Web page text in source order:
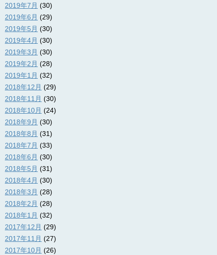
2019年7月 (30)
2019年6月 (29)
2019年5月 (30)
2019年4月 (30)
2019年3月 (30)
2019年2月 (28)
2019年1月 (32)
2018年12月 (29)
2018年11月 (30)
2018年10月 (24)
2018年9月 (30)
2018年8月 (31)
2018年7月 (33)
2018年6月 (30)
2018年5月 (31)
2018年4月 (30)
2018年3月 (28)
2018年2月 (28)
2018年1月 (32)
2017年12月 (29)
2017年11月 (27)
2017年10月 (26)